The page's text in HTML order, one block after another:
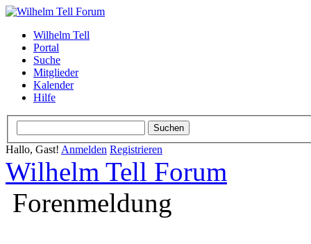
Wilhelm Tell
Portal
Suche
Mitglieder
Kalender
Hilfe
Hallo, Gast! Anmelden Registrieren
Wilhelm Tell Forum
Forenmeldung